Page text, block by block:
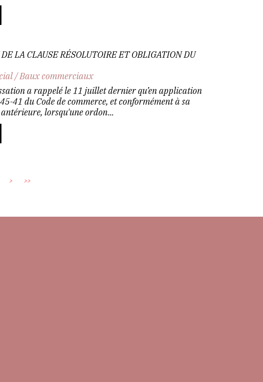
LA CLAUSE RÉSOLUTOIRE ET OBLIGATION DU
/Baux commerciaux
a rappelé le 11 juillet dernier qu’en application
41 du Code de commerce, et conformément à sa
lorsqu'une ordon...
> >>